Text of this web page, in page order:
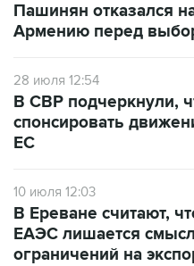
Пашинян отказался
Армению перед
28 июля 12:54
В СВР подчеркнули,
спонсировать
ЕС
10 июля 12:03
В Ереване считают,
ЕАЭС лишается
ограничений на